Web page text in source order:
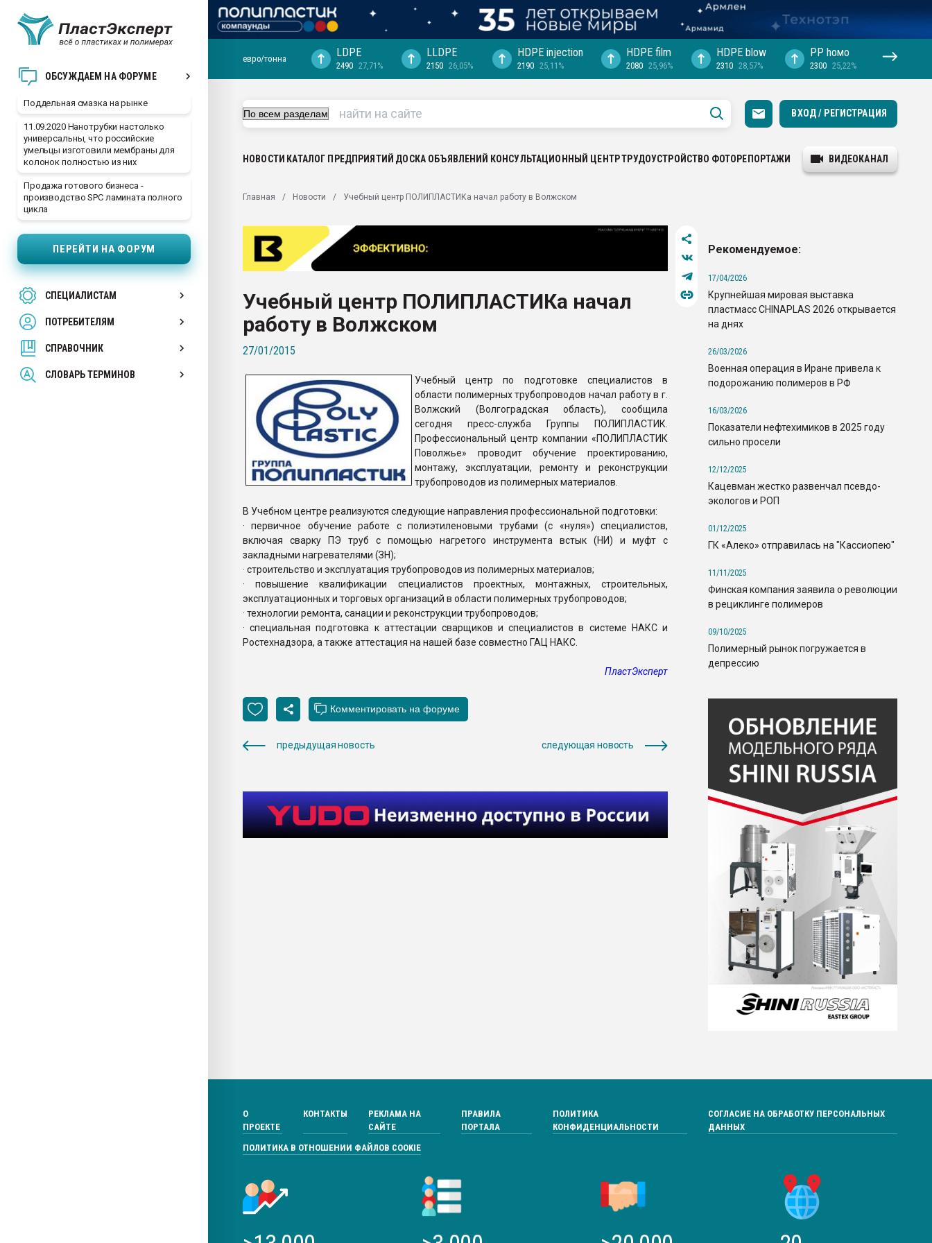
ОБСУЖДАЕМ НА ФОРУМЕ
Поддельная смазка на рынке
11.09.2020 Нанотрубки настолько
универсальны, что российские
умельцы изготовили мембраны для
колонок полностью из них
Продажа готового бизнеса -
производство SPC ламината полного
цикла
ПЕРЕЙТИ НА ФОРУМ
СПЕЦИАЛИСТАМ
ПОТРЕБИТЕЛЯМ
СПРАВОЧНИК
СЛОВАРЬ ТЕРМИНОВ
ближайшее подмосковье, с.-в.
Подмосковье, Москва
первый план в переработке
28.07.2026 "Технониколь" довольна
Всё, что касается выдува ПЭТ
Материал поверхности пуансона для
Продам отходы Композиция
поликарбоната и АБС-пластика
Armaloy PC/ABS-1IM черный цвет
евро/тонна LDPE
2490 27,71%
LLDPE
2150 26,05%
HDPE injection
2190 25,11%
HDPE film
2080 25,96%
HDPE blow
2310 28,57%
PP hомо
2300 25,22%
ВХОД / РЕГИСТРАЦИЯ
НОВОСТИ КАТАЛОГ ПРЕДПРИЯТИЙ ДОСКА ОБЪЯВЛЕНИЙ КОНСУЛЬТАЦИОННЫЙ ЦЕНТРТРУДОУСТРОЙСТВО ФОТОРЕПОРТАЖИ ВИДЕОКАНАЛ
Главная Новости Учебный центр ПОЛИПЛАСТИКа начал работу в Волжском
Учебный центр ПОЛИПЛАСТИКа начал
работу в Волжском
27/01/2015
Учебный центр по подготовке специалистов в
области полимерных трубопроводов начал работу в г.
Волжский (Волгоградская область), сообщила
сегодня пресс-служба Группы ПОЛИПЛАСТИК.
Профессиональный центр компании «ПОЛИПЛАСТИК
Поволжье» проводит обучение проектированию,
монтажу, эксплуатации, ремонту и реконструкции
трубопроводов из полимерных материалов.
В Учебном центре реализуются следующие направления профессиональной подготовки:
· первичное обучение работе с полиэтиленовыми трубами (с «нуля») специалистов,
включая сварку ПЭ труб с помощью нагретого инструмента встык (НИ) и муфт с
закладными нагревателями (ЗН);
· строительство и эксплуатация трубопроводов из полимерных материалов;
· повышение квалификации специалистов проектных, монтажных, строительных,
эксплуатационных и торговых организаций в области полимерных трубопроводов;
· технологии ремонта, санации и реконструкции трубопроводов;
· специальная подготовка к аттестации сварщиков и специалистов в системе НАКС и
Ростехнадзора, а также аттестация на нашей базе совместно ГАЦ НАКС.
ПластЭксперт
предыдущая новость следующая новость
Рекомендуемое:
17/04/2026
Крупнейшая мировая выставка
пластмасс CHINAPLAS 2026 открывается
на днях
26/03/2026
Военная операция в Иране привела к
подорожанию полимеров в РФ
16/03/2026
Показатели нефтехимиков в 2025 году
сильно просели
12/12/2025
Кацевман жестко развенчал псевдо-
экологов и РОП
01/12/2025
ГК «Алеко» отправилась на "Кассиопею"
11/11/2025
Финская компания заявила о революции
в рециклинге полимеров
09/10/2025
Полимерный рынок погружается в
депрессию
О
ПРОЕКТЕ
КОНТАКТЫ
РЕКЛАМА НА
САЙТЕ
ПРАВИЛА
ПОРТАЛА
ПОЛИТИКА
КОНФИДЕНЦИАЛЬНОСТИ
СОГЛАСИЕ НА ОБРАБОТКУ ПЕРСОНАЛЬНЫХ
ДАННЫХ
ПОЛИТИКА В ОТНОШЕНИИ ФАЙЛОВ COOKIE